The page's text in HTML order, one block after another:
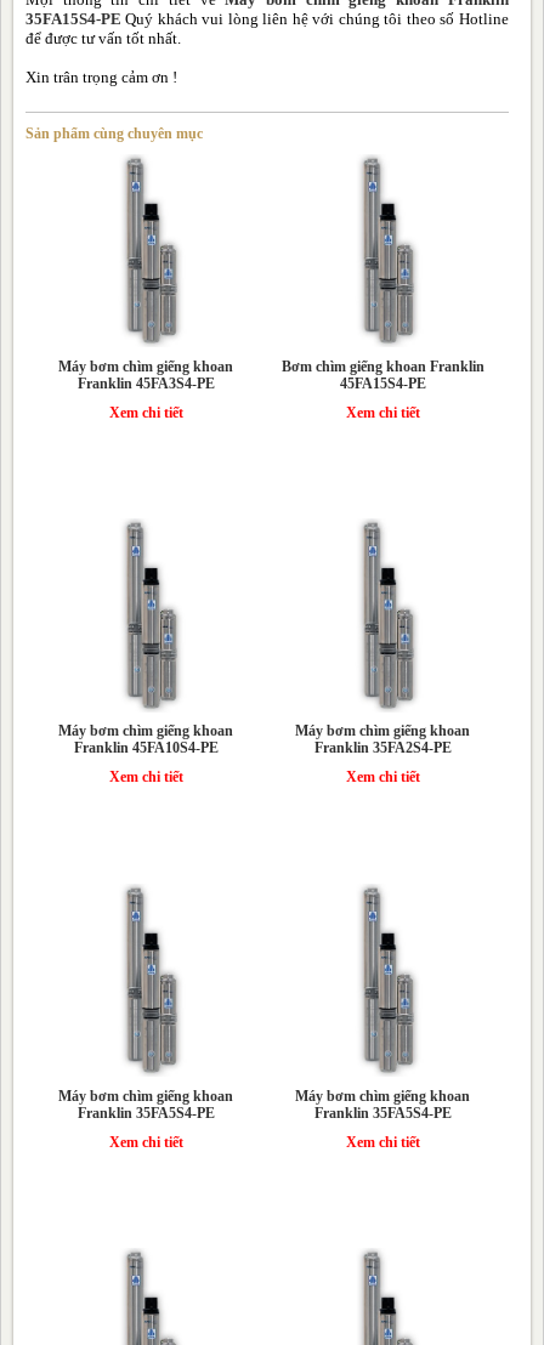
35FA15S4-PE Quý khách vui lòng liên hệ với chúng tôi theo số Hotline
để được tư vấn tốt nhất.
Xin trân trọng cảm ơn !
Sản phẩm cùng chuyên mục
Máy bơm chìm giếng khoan
Franklin 45FA3S4-PE
Xem chi tiết
Bơm chìm giếng khoan Franklin
45FA15S4-PE
Xem chi tiết
Máy bơm chìm giếng khoan
Franklin 45FA10S4-PE
Xem chi tiết
Máy bơm chìm giếng khoan
Franklin 35FA2S4-PE
Xem chi tiết
Máy bơm chìm giếng khoan
Franklin 35FA5S4-PE
Xem chi tiết
Máy bơm chìm giếng khoan
Franklin 35FA5S4-PE
Xem chi tiết